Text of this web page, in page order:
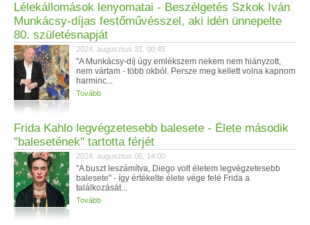
Lélekállomások lenyomatai - Beszélgetés Szkok Iván
Munkácsy-díjas festőművésszel, aki idén ünnepelte
80. születésnapját
2024. augusztus 31. 00:45
"A Munkácsy-díj úgy emlékszem nekem nem hiányzott,
nem vártam - több okból. Persze meg kellett volna kapnom
harminc...
Tovább
Frida Kahlo legvégzetesebb balesete - Élete második
"balesetének" tartotta férjét
2024. augusztus 06. 14:00
"A buszt leszámítva, Diego volt életem legvégzetesebb
balesete" - így értékelte élete vége felé Frida a
találkozását...
Tovább